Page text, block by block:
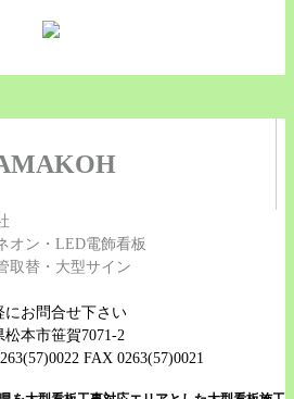
オン・LED電飾看板
取替・大型サイン
にお問合せ下さい
松本市笹賀7071-2
FAX 0263(57)0021